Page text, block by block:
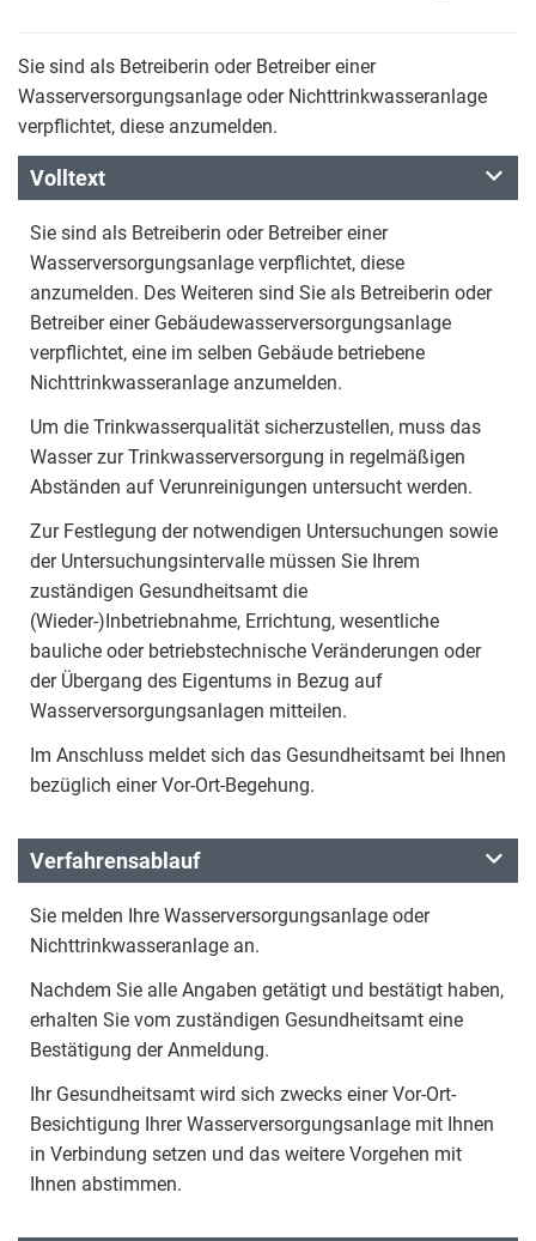
Sie sind als Betreiberin oder Betreiber einer
Wasserversorgungsanlage oder Nichttrinkwasseranlage
verpflichtet, diese anzumelden.
Volltext
Sie sind als Betreiberin oder Betreiber einer
Wasserversorgungsanlage verpflichtet, diese
anzumelden. Des Weiteren sind Sie als Betreiberin oder
Betreiber einer Gebäudewasserversorgungsanlage
verpflichtet, eine im selben Gebäude betriebene
Nichttrinkwasseranlage anzumelden.
Um die Trinkwasserqualität sicherzustellen, muss das
Wasser zur Trinkwasserversorgung in regelmäßigen
Abständen auf Verunreinigungen untersucht werden.
Zur Festlegung der notwendigen Untersuchungen sowie
der Untersuchungsintervalle müssen Sie Ihrem
zuständigen Gesundheitsamt die
(Wieder-)Inbetriebnahme, Errichtung, wesentliche
bauliche oder betriebstechnische Veränderungen oder
der Übergang des Eigentums in Bezug auf
Wasserversorgungsanlagen mitteilen.
Im Anschluss meldet sich das Gesundheitsamt bei Ihnen
bezüglich einer Vor-Ort-Begehung.
Verfahrensablauf
Sie melden Ihre Wasserversorgungsanlage oder
Nichttrinkwasseranlage an.
Nachdem Sie alle Angaben getätigt und bestätigt haben,
erhalten Sie vom zuständigen Gesundheitsamt eine
Bestätigung der Anmeldung.
Ihr Gesundheitsamt wird sich zwecks einer Vor-Ort-
Besichtigung Ihrer Wasserversorgungsanlage mit Ihnen
in Verbindung setzen und das weitere Vorgehen mit
Ihnen abstimmen.